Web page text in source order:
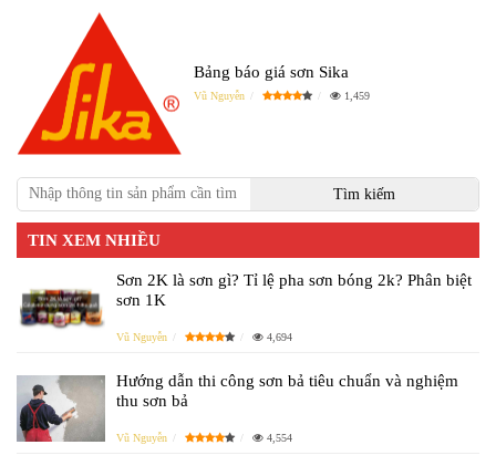
Bảng báo giá sơn Sika
Vũ Nguyễn 1,459
TIN XEM NHIỀU
Sơn 2K là sơn gì? Tỉ lệ pha sơn bóng 2k? Phân biệt
sơn 1K
Vũ Nguyễn 4,694
Hướng dẫn thi công sơn bả tiêu chuẩn và nghiệm
thu sơn bả
Vũ Nguyễn 4,554